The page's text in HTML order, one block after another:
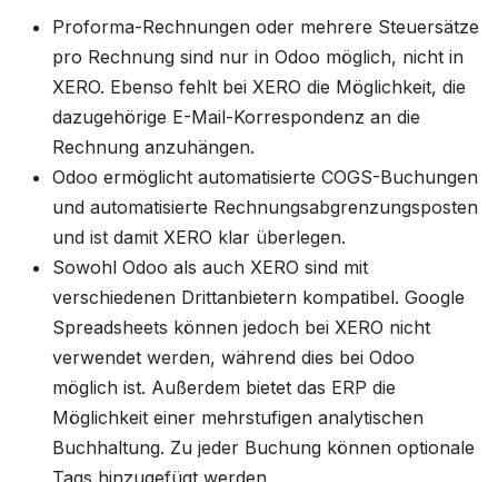
Proforma-Rechnungen oder mehrere Steuersätze
pro Rechnung sind nur in Odoo möglich, nicht in
XERO. Ebenso fehlt bei XERO die Möglichkeit, die
dazugehörige E-Mail-Korrespondenz an die
Rechnung anzuhängen.
Odoo ermöglicht automatisierte COGS-Buchungen
und automatisierte Rechnungsabgrenzungsposten
und ist damit XERO klar überlegen.
Sowohl Odoo als auch XERO sind mit
verschiedenen Drittanbietern kompatibel. Google
Spreadsheets können jedoch bei XERO nicht
verwendet werden, während dies bei Odoo
möglich ist. Außerdem bietet das ERP die
Möglichkeit einer mehrstufigen analytischen
Buchhaltung. Zu jeder Buchung können optionale
Tags hinzugefügt werden.